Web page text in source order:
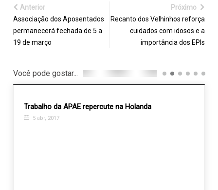
Anterior
Associação dos Aposentados
permanecerá fechada de 5 a
19 de março
Próximo
Recanto dos Velhinhos reforça
cuidados com idosos e a
importância dos EPIs
Você pode gostar...
Trabalho da APAE repercute na Holanda
5 abr, 2017